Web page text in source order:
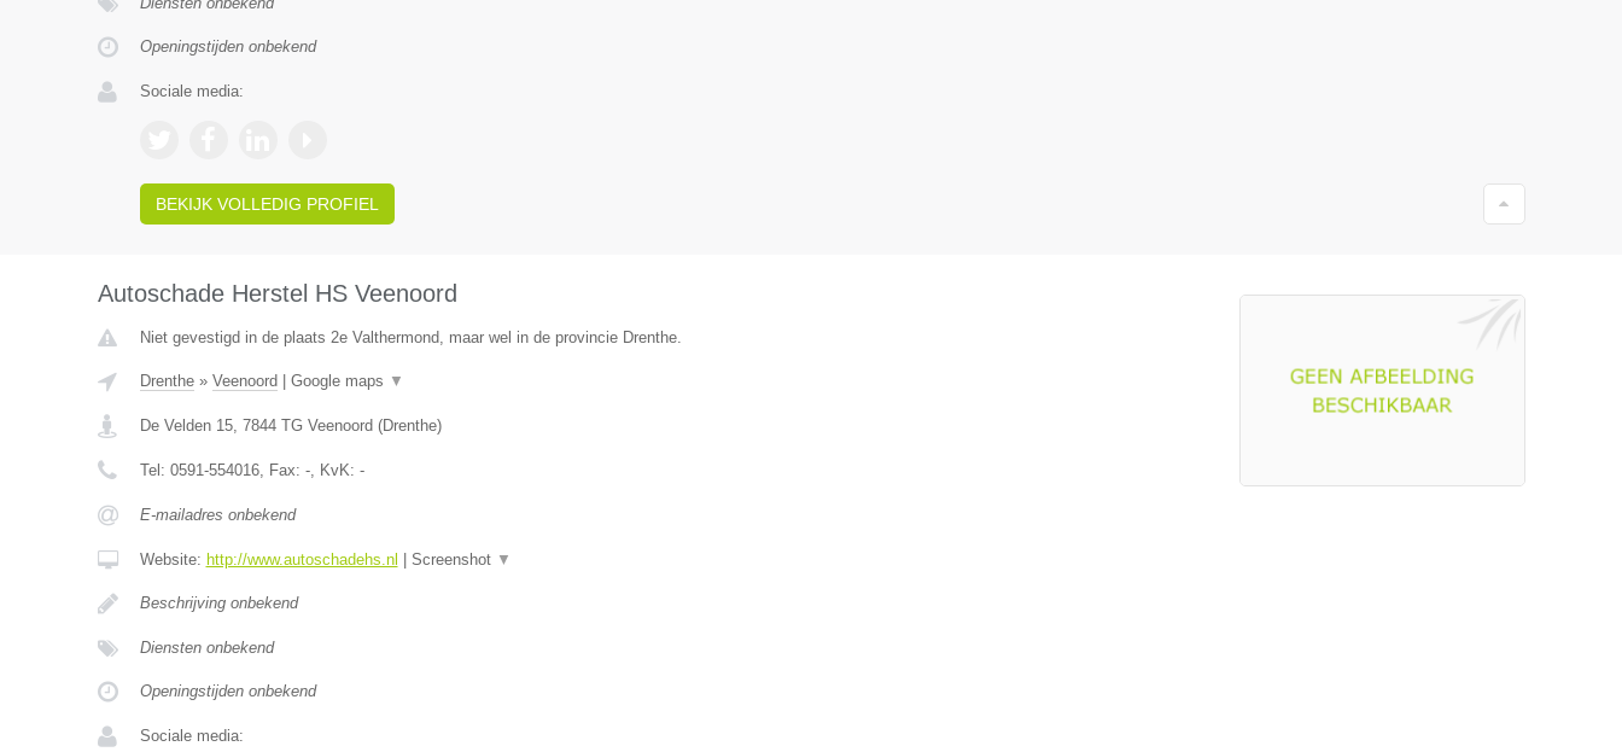
Openingstijden onbekend
Sociale media:
BEKIJK VOLLEDIG PROFIEL
Autoschade Herstel HS Veenoord
Niet gevestigd in de plaats 2e Valthermond, maar wel in de provincie Drenthe.
Drenthe» Veenoord Google maps ▼
De Velden 15, 7844 TG Veenoord (Drenthe)
Tel: 0591-554016, Fax: -, KvK: -
E-mailadres onbekend
Website: http://www.autoschadehs.nl Screenshot ▼
Beschrijving onbekend
Diensten onbekend
Openingstijden onbekend
Sociale media: